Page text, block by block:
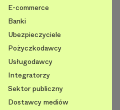
E-commerce
Banki
Ubezpieczyciele
Pożyczkodawcy
Usługodawcy
Integratorzy
Sektor publiczny
Dostawcy mediów